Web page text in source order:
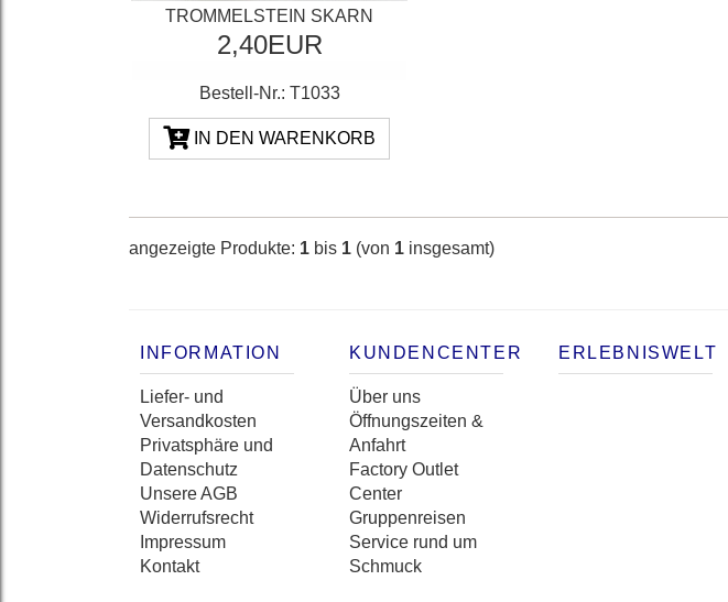
TROMMELSTEIN SKARN
2,40EUR
Bestell-Nr.: T1033
IN DEN WARENKORB
angezeigte Produkte: 1 bis 1 (von 1 insgesamt)
INFORMATION
Liefer- und
Versandkosten
Privatsphäre und
Datenschutz
Unsere AGB
Widerrufsrecht
Impressum
Kontakt
KUNDENCENTER
Über uns
Öffnungszeiten &
Anfahrt
Factory Outlet
Center
Gruppenreisen
Service rund um
Schmuck
ERLEBNISWELT